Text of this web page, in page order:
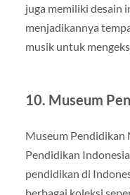
juga memiliki desain
menjadikannya
musik untuk
10. Museum
Museum Pendidikan
Pendidikan
pendidikan di
berbagai koleksi